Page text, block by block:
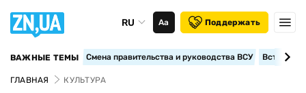
RU Аа Поддержать
ВАЖНЫЕ ТЕМЫ Смена правительства и руководства ВСУ
ГЛАВНАЯ КУЛЬТУРА